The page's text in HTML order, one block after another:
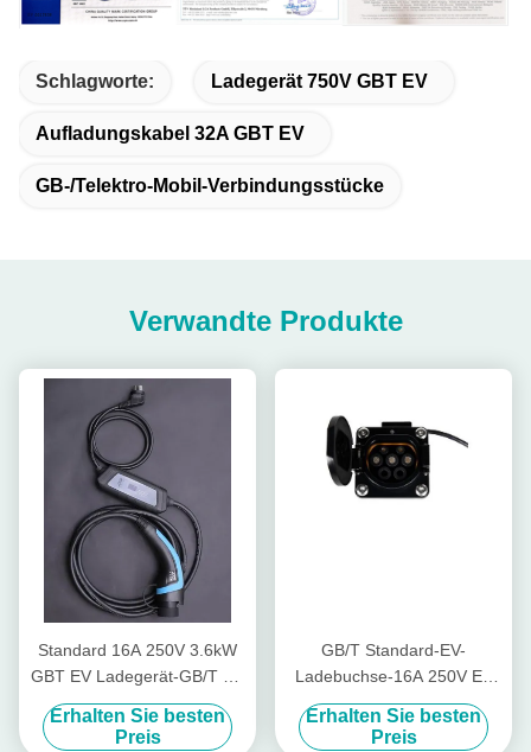
Schlagworte: Ladegerät 750V GBT EV
Aufladungskabel 32A GBT EV
GB-/Telektro-Mobil-Verbindungsstücke
Verwandte Produkte
Standard 16A 250V 3.6kW
GBT EV Ladegerät-GB/T mit
Grundschutz
Erhalten Sie besten
Preis
GB/T Standard-EV-
Ladebuchse-16A 250V EV
Aufladungsverbindungsstück-
Erhalten Sie besten
Preis